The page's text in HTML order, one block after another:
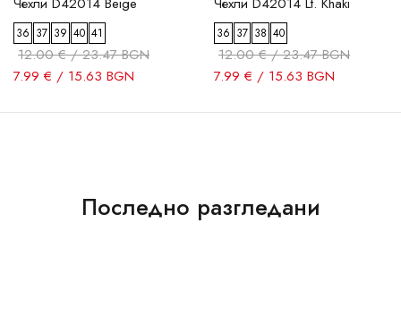
36 37 39 40 41
12.00 € / 23.47 BGN
7.99 € / 15.63 BGN
36 37 38 40
12.00 € / 23.47 BGN
7.99 € / 15.63 BGN
Последно разгледани